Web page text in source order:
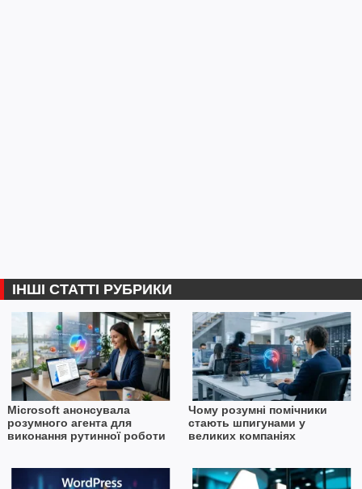
ІНШІ СТАТТІ РУБРИКИ
Microsoft анонсувала
розумного агента для
виконання рутинної роботи
Чому розумні помічники
стають шпигунами у
великих компаніях